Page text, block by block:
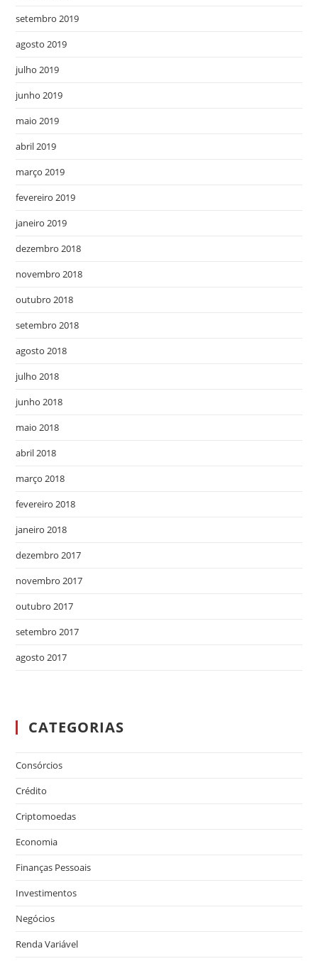
setembro 2019
agosto 2019
julho 2019
junho 2019
maio 2019
abril 2019
março 2019
fevereiro 2019
janeiro 2019
dezembro 2018
novembro 2018
outubro 2018
setembro 2018
agosto 2018
julho 2018
junho 2018
maio 2018
abril 2018
março 2018
fevereiro 2018
janeiro 2018
dezembro 2017
novembro 2017
outubro 2017
setembro 2017
agosto 2017
CATEGORIAS
Consórcios
Crédito
Criptomoedas
Economia
Finanças Pessoais
Investimentos
Negócios
Renda Variável